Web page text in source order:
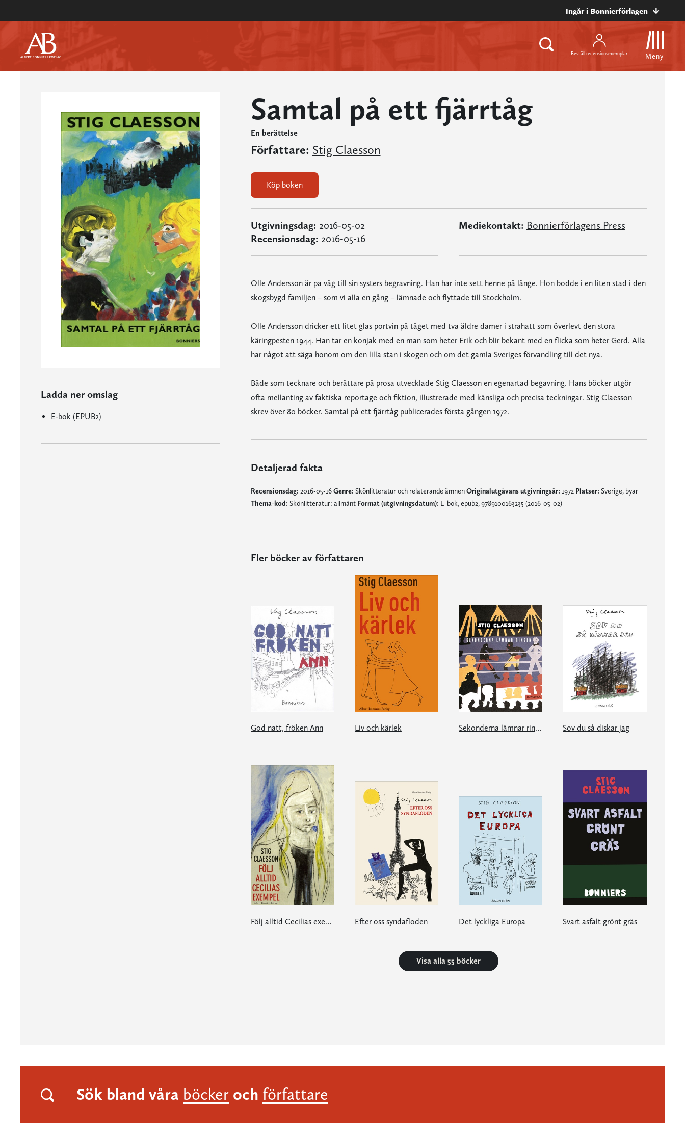
Ingår i Bonnierförlagen
Beställ recensionsexemplar Meny
Ladda ner omslag
E-bok (EPUB2)
Samtal på ett fjärrtåg
En berättelse
Författare: Stig Claesson
Köp boken
Utgivningsdag: 2016-05-02
Recensionsdag: 2016-05-16
Mediekontakt: Bonnierförlagens Press
Olle Andersson är på väg till sin systers begravning. Han har inte sett henne på länge. Hon bodde i en liten stad i den
skogsbygd familjen – som vi alla en gång – lämnade och flyttade till Stockholm.
Olle Andersson dricker ett litet glas portvin på tåget med två äldre damer i stråhatt som överlevt den stora
käringpesten 1944. Han tar en konjak med en man som heter Erik och blir bekant med en flicka som heter Gerd. Alla
har något att säga honom om den lilla stan i skogen och om det gamla Sveriges förvandling till det nya.
Både som tecknare och berättare på prosa utvecklade Stig Claesson en egenartad begåvning. Hans böcker utgör
ofta mellanting av faktiska reportage och fiktion, illustrerade med känsliga och precisa teckningar. Stig Claesson
skrev över 80 böcker. Samtal på ett fjärrtåg publicerades första gången 1972.
Detaljerad fakta
Recensionsdag: 2016-05-16Genre: Skönlitteratur och relaterande ämnenOriginalutgåvans utgivningsår: 1972 Platser: Sverige, byar
Thema-kod: Skönlitteratur: allmänt Format (utgivningsdatum): E-bok, epub2, 9789100163235 (2016-05-02)
Fler böcker av författaren
God natt, fröken Ann Liv och kärlek Sekonderna lämnar ringen Sov du så diskar jag
Följ alltid Cecilias exempel Efter oss syndafloden Det lyckliga Europa Svart asfalt grönt gräs
Visa alla 55 böcker
Sök bland våra böcker och författare